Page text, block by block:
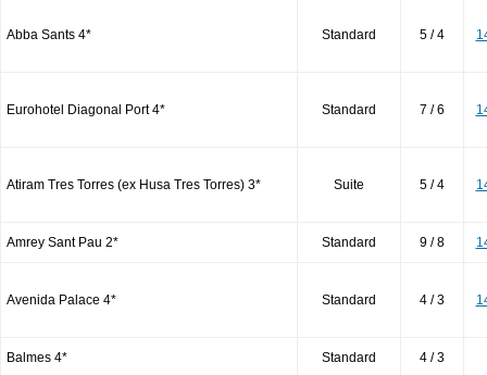
Abba Sants 4* Standard 5 / 4
Eurohotel Diagonal Port 4* Standard 7 / 6
Atiram Tres Torres (ex Husa Tres Torres) 3* Suite 5 / 4
Amrey Sant Pau 2* Standard 9 / 8
Avenida Palace 4* Standard 4 / 3
Balmes 4* Standard 4 / 3